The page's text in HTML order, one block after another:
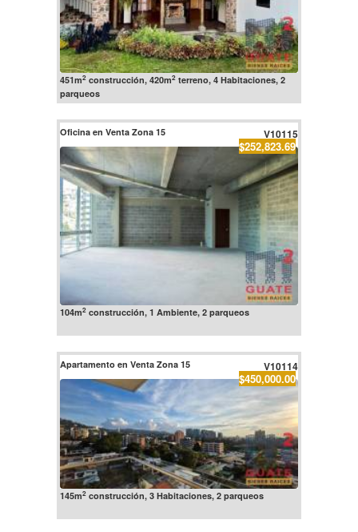
451m2construcción, 420m2terreno, 4 Habitaciones, 2
parqueos
Oficina en Venta Zona 15 V10115
$252,823.69
104m2construcción, 1 Ambiente, 2 parqueos
Apartamento en Venta Zona 15 V10114
$450,000.00
145m2construcción, 3 Habitaciones, 2 parqueos